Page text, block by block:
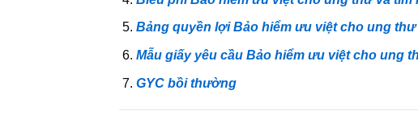
Bảng quyền lợi Bảo hiểm ưu việt cho ung thư
Mẫu giấy yêu cầu Bảo hiểm ưu việt cho ung
GYC bồi thường